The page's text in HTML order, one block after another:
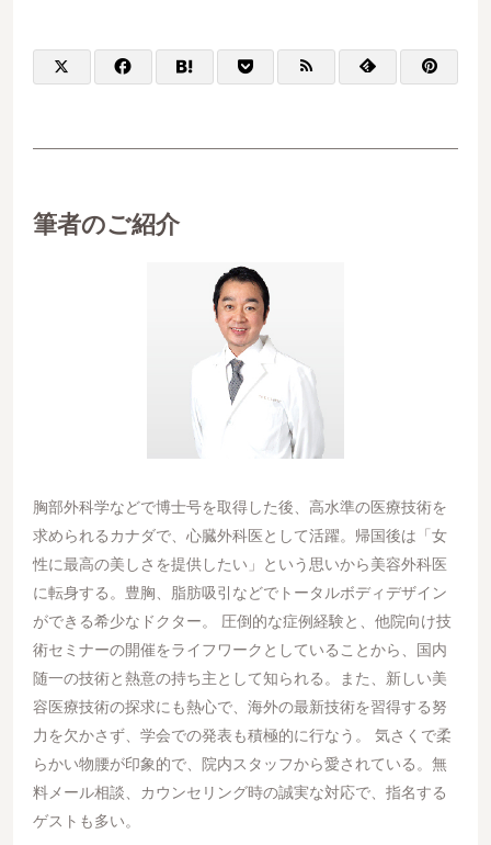
筆者のご紹介
胸部外科学などで博士号を取得した後、高水準の医療技術を
求められるカナダで、心臓外科医として活躍。帰国後は「女
性に最高の美しさを提供したい」という思いから美容外科医
に転身する。豊胸、脂肪吸引などでトータルボディデザイン
ができる希少なドクター。 圧倒的な症例経験と、他院向け技
術セミナーの開催をライフワークとしていることから、国内
随一の技術と熱意の持ち主として知られる。また、新しい美
容医療技術の探求にも熱心で、海外の最新技術を習得する努
力を欠かさず、学会での発表も積極的に行なう。 気さくで柔
らかい物腰が印象的で、院内スタッフから愛されている。無
料メール相談、カウンセリング時の誠実な対応で、指名する
ゲストも多い。